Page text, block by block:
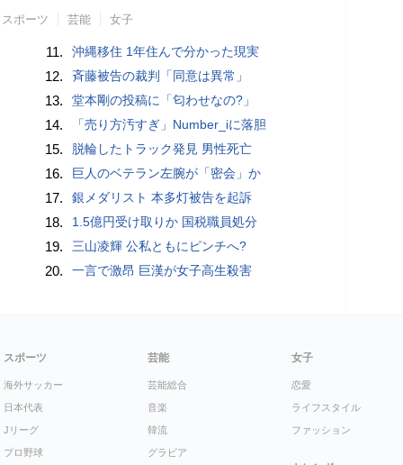
スポーツ 芸能 女子
11. 沖縄移住 1年住んで分かった現実
12. 斉藤被告の裁判「同意は異常」
13. 堂本剛の投稿に「匂わせなの?」
14. 「売り方汚すぎ」Number_iに落胆
15. 脱輪したトラック発見 男性死亡
16. 巨人のベテラン左腕が「密会」か
17. 銀メダリスト 本多灯被告を起訴
18. 1.5億円受け取りか 国税職員処分
19. 三山凌輝 公私ともにピンチへ?
20. 一言で激昂 巨漢が女子高生殺害
スポーツ
海外サッカー
日本代表
Jリーグ
プロ野球
芸能
芸能総合
音楽
韓流
グラビア
女子
恋愛
ライフスタイル
ファッション